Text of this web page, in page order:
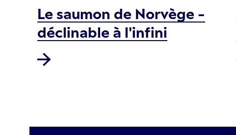
Le saumon de Norvège -
déclinable à l'infini